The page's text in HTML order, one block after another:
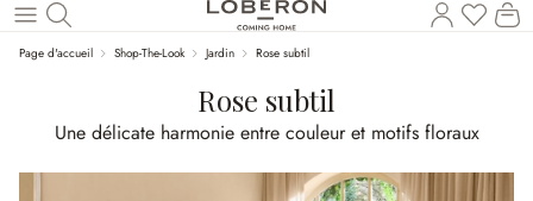
Revenir au contenu principal
Vous
Page d'accueil Shop-The-Look Jardin Rose subtil
Rose subtil
Une délicate harmonie entre couleur et motifs floraux